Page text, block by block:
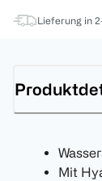
Lieferung in
Mit